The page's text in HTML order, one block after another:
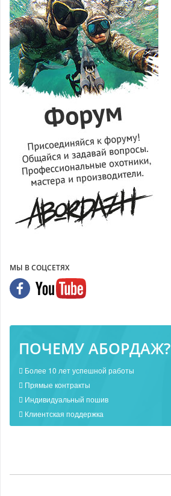
МЫ В СОЦСЕТЯХ
ПОЧЕМУ АБОРДАЖ?
Более 10 лет успешной работы
Прямые контракты
Индивидуальный пошив
Клиентская поддержка